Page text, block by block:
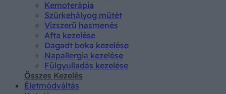
Kemoterápia
Szürkehályog műtét
Vízszerű hasmenés
Afta kezelése
Dagadt boka kezelése
Napallergia kezelése
Fülgyulladás kezelése
Összes Kezelés
Életmódváltás